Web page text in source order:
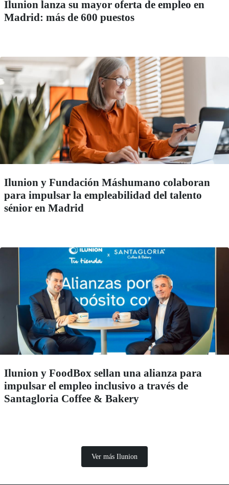
Ilunion lanza su mayor oferta de empleo en
Madrid: más de 600 puestos
Ilunion y Fundación Máshumano colaboran
para impulsar la empleabilidad del talento
sénior en Madrid
Ilunion y FoodBox sellan una alianza para
impulsar el empleo inclusivo a través de
Santagloria Coffee & Bakery
Ver más Ilunion